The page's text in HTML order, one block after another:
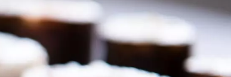
соуса
Сравнение соевого
français